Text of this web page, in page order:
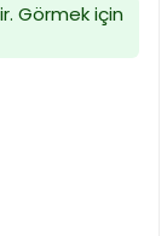
Görmek için